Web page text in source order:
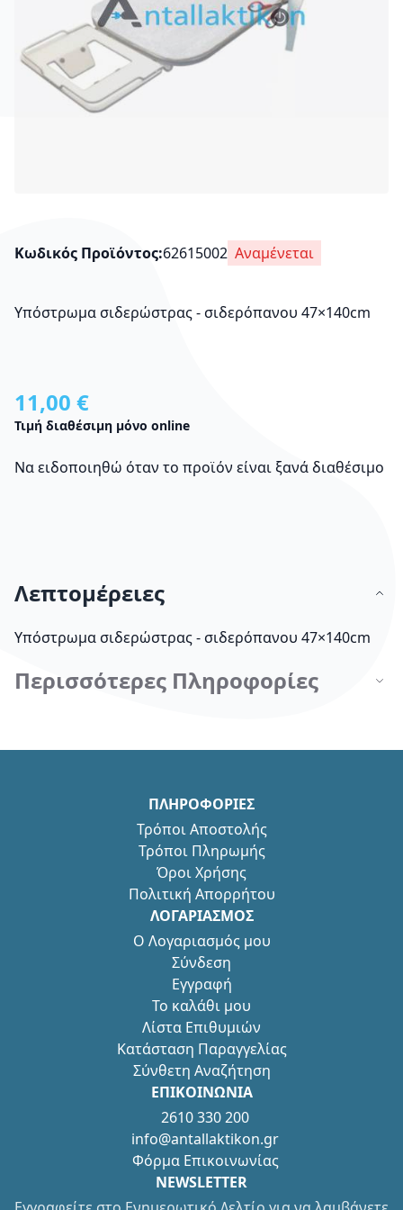
Κωδικός Προϊόντος 62615002 Αναμένεται
Υπόστρωμα σιδερώστρας - σιδερόπανου 47×140cm
11,00 €
Τιμή διαθέσιμη μόνο online
Να ειδοποιηθώ όταν το προϊόν είναι ξανά διαθέσιμο
Λεπτομέρειες
Υπόστρωμα σιδερώστρας - σιδερόπανου 47×140cm
Περισσότερες Πληροφορίες
ΠΛΗΡΟΦΟΡΙΕΣ
Τρόποι Αποστολής
Τρόποι Πληρωμής
Όροι Χρήσης
Πολιτική Απορρήτου
ΛΟΓΑΡΙΑΣΜΟΣ
Ο Λογαριασμός μου
Σύνδεση
Εγγραφή
Το καλάθι μου
Λίστα Επιθυμιών
Κατάσταση Παραγγελίας
Σύνθετη Αναζήτηση
ΕΠΙΚΟΙΝΩΝΙΑ
2610 330 200
info@antallaktikon.gr
Φόρμα Επικοινωνίας
NEWSLETTER